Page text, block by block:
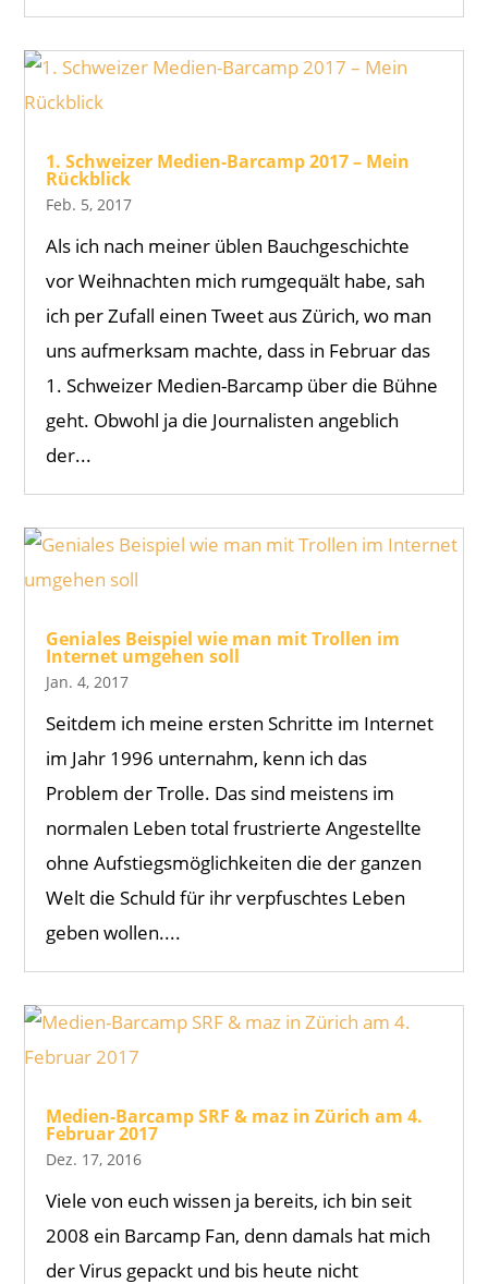
1. Schweizer Medien-Barcamp 2017 – Mein
Rückblick
Feb. 5, 2017
Als ich nach meiner üblen Bauchgeschichte
vor Weihnachten mich rumgequält habe, sah
ich per Zufall einen Tweet aus Zürich, wo man
uns aufmerksam machte, dass in Februar das
1. Schweizer Medien-Barcamp über die Bühne
geht. Obwohl ja die Journalisten angeblich
der...
Geniales Beispiel wie man mit Trollen im
Internet umgehen soll
Jan. 4, 2017
Seitdem ich meine ersten Schritte im Internet
im Jahr 1996 unternahm, kenn ich das
Problem der Trolle. Das sind meistens im
normalen Leben total frustrierte Angestellte
ohne Aufstiegsmöglichkeiten die der ganzen
Welt die Schuld für ihr verpfuschtes Leben
geben wollen....
Medien-Barcamp SRF & maz in Zürich am 4.
Februar 2017
Dez. 17, 2016
Viele von euch wissen ja bereits, ich bin seit
2008 ein Barcamp Fan, denn damals hat mich
der Virus gepackt und bis heute nicht